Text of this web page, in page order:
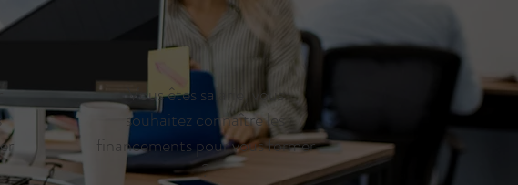
Vous êtes salarié, vous
souhaitez connaître les
financements pour vous former
?